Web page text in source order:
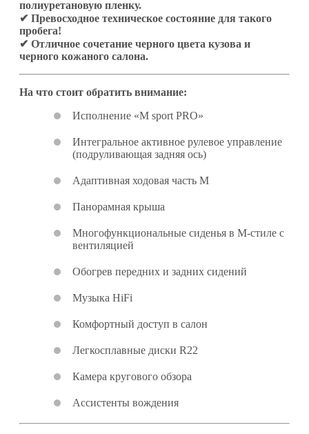
полиуретановую пленку.
✔ Превосходное техническое состояние для такого
пробега!
✔ Отличное сочетание черного цвета кузова и
черного кожаного салона.
На что стоит обратить внимание:
Исполнение «M sport PRO»
Интегральное активное рулевое управление
(подруливающая задняя ось)
Адаптивная ходовая часть M
Панорамная крыша
Многофункциональные сиденья в M-стиле с
вентиляцией
Обогрев передних и задних сидений
Музыка HiFi
Комфортный доступ в салон
Легкосплавные диски R22
Камера кругового обзора
Ассистенты вождения